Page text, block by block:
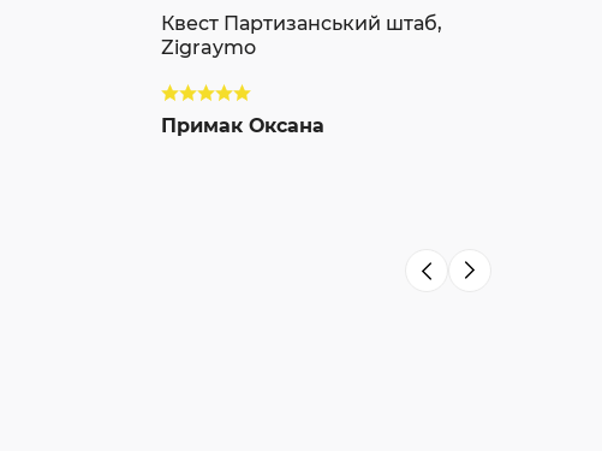
Квест Партизанський штаб,
Zigraymo
Примак Оксана